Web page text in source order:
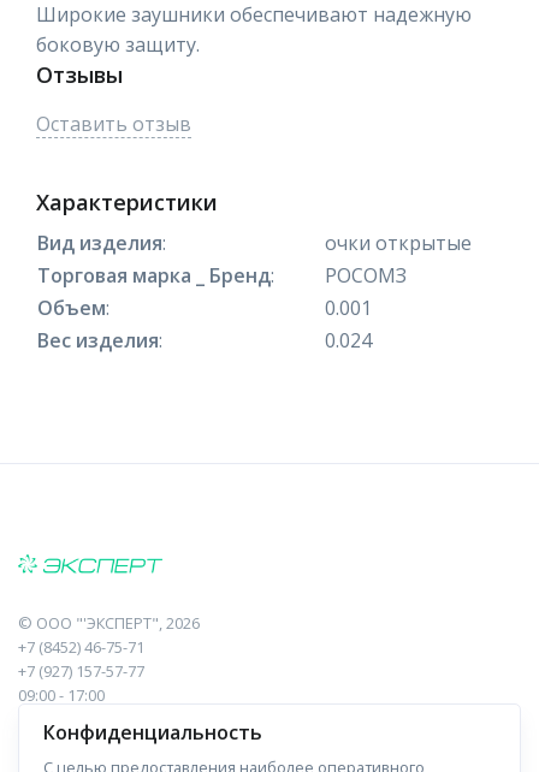
Широкие заушники обеспечивают надежную
боковую защиту.
Отзывы
Оставить отзыв
Характеристики
Вид изделия:
очки открытые
Торговая марка _ Бренд:
РОСОМЗ
Объем:
0.001
Вес изделия: 0.024
© ООО "'ЭКСПЕРТ", 2026
+7 (8452) 46-75-71
+7 (927) 157-57-77
09:00 - 17:00
410017, Саратов, Пугачева, 10 к1, оф.23
Конфиденциальность
С целью предоставления наиболее оперативного